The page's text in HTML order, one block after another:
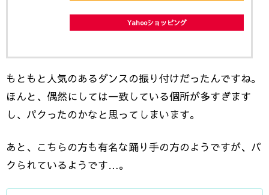
Yahooショッピング
もともと人気のあるダンスの振り付けだったんですね。
ほんと、偶然にしては一致している個所が多すぎます
し、パクったのかなと思ってしまいます。
あと、こちらの方も有名な踊り手の方のようですが、パ
クられているようです…。